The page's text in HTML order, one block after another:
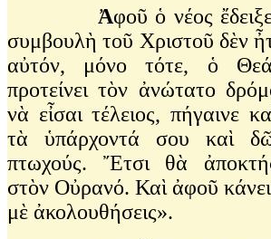
Ἀφοῦ ὁ νέος
συμβουλὴ τοῦ Χριστοῦ δὲν
αὐτόν, μόνο τότε, ὁ
προτείνει τὸν ἀνώτατο
νὰ εἶσαι τέλειος, πήγαινε
τὰ ὑπάρχοντά σου καὶ
πτωχούς. Ἔτσι θὰ
στὸν Οὐρανό. Καὶ ἀφοῦ
μὲ ἀκολουθήσεις».